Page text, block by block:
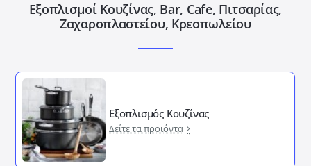
Εξοπλισμοί Κουζίνας, Bar, Cafe, Πιτσαρίας,
Ζαχαροπλαστείου, Κρεοπωλείου
Εξοπλισμός Κουζίνας
Δείτε τα προιόντα